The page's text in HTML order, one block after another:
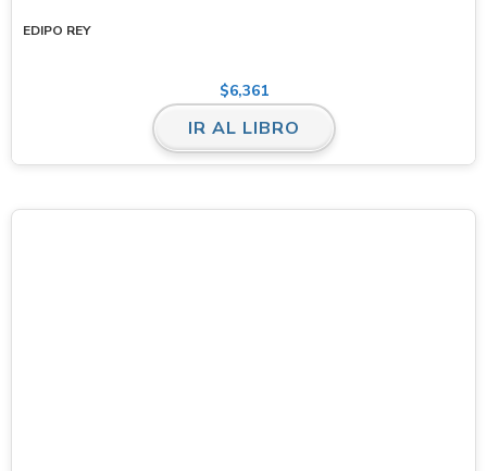
EDIPO REY
$6,361
IR AL LIBRO